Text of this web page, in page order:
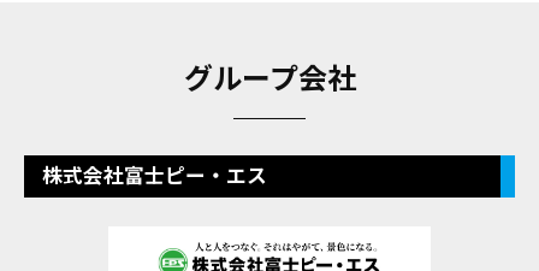
グループ会社
株式会社富士ピー・エス